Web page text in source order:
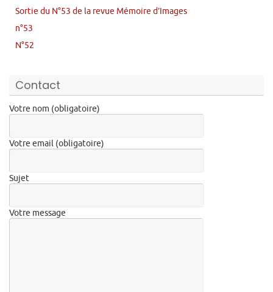
Sortie du N°53 de la revue Mémoire d’Images
n°53
N°52
Contact
Votre nom (obligatoire)
Votre email (obligatoire)
Sujet
Votre message